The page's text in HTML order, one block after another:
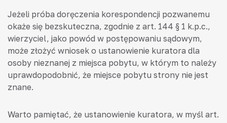
Jeżeli próba doręczenia korespondencji pozwanemu
okaże się bezskuteczna, zgodnie z art. 144 § 1 k.p.c.,
wierzyciel, jako powód w postępowaniu sądowym,
może złożyć wniosek o ustanowienie kuratora dla
osoby nieznanej z miejsca pobytu, w którym to należy
uprawdopodobnić, że miejsce pobytu strony nie jest
znane.
Warto pamiętać, że ustanowienie kuratora, w myśl art.